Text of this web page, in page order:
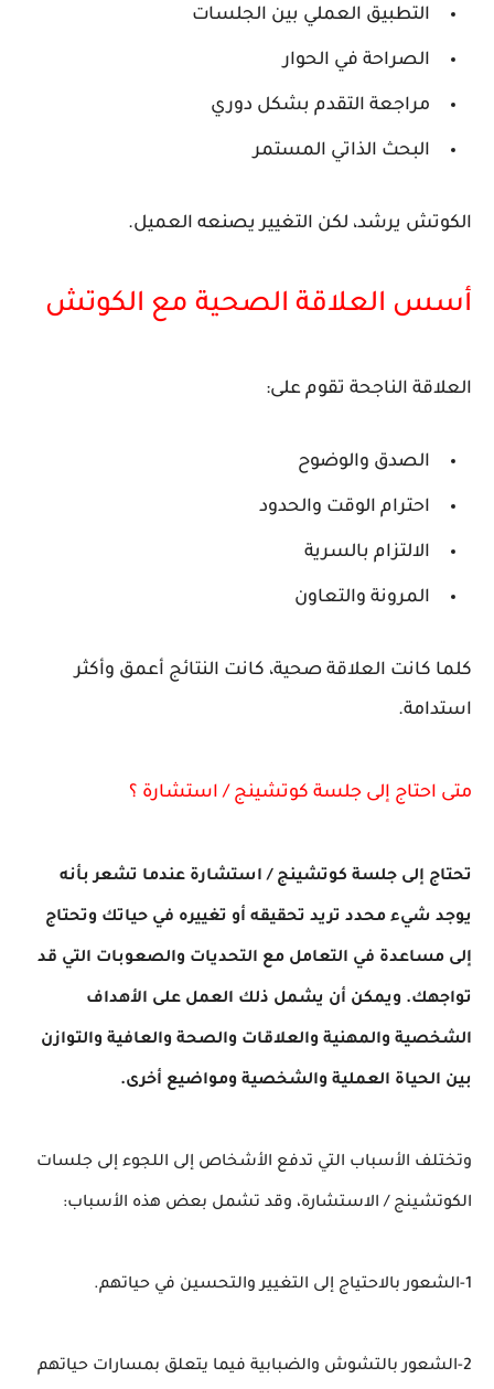
التطبيق العملي بين الجلسات
الصراحة في الحوار
مراجعة التقدم بشكل دوري
البحث الذاتي المستمر
الكوتش يرشد، لكن التغيير يصنعه العميل.
أسس العلاقة الصحية مع الكوتش
العلاقة الناجحة تقوم على:
الصدق والوضوح
احترام الوقت والحدود
الالتزام بالسرية
المرونة والتعاون
كلما كانت العلاقة صحية، كانت النتائج أعمق وأكثر
استدامة.
متى احتاج إلى جلسة كوتشينج / استشارة ؟
تحتاج إلى جلسة كوتشينج / استشارة عندما تشعر بأنه
يوجد شيء محدد تريد تحقيقه أو تغييره في حياتك وتحتاج
إلى مساعدة في التعامل مع التحديات والصعوبات التي قد
تواجهك. ويمكن أن يشمل ذلك العمل على الأهداف
الشخصية والمهنية والعلاقات والصحة والعافية والتوازن
بين الحياة العملية والشخصية ومواضيع أخرى.
وتختلف الأسباب التي تدفع الأشخاص إلى اللجوء إلى جلسات
الكوتشينج / الاستشارة، وقد تشمل بعض هذه الأسباب:
1-الشعور بالاحتياج إلى التغيير والتحسين في حياتهم.
2-الشعور بالتشوش والضبابية فيما يتعلق بمسارات حياتهم